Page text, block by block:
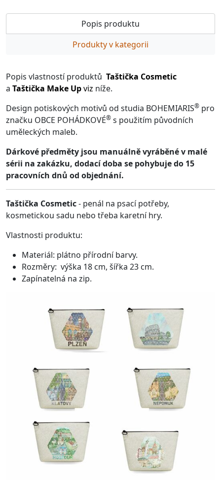
Popis produktu
Produkty v kategorii
Popis vlastností produktů Taštička Cosmetic
a Taštička Make Upviz níže.
Design potiskových motivů od studia BOHEMIARIS® pro
značku OBCE POHÁDKOVÉ® s použitím původních
uměleckých maleb.
Dárkové předměty jsou manuálně vyráběné v malé
sérii na zakázku, dodací doba se pohybuje do 15
pracovních dnů od objednání.
Taštička Cosmetic- penál na psací potřeby,
kosmetickou sadu nebo třeba karetní hry.
Vlastnosti produktu:
Materiál: plátno přírodní barvy.
Rozměry: výška 18 cm, šířka 23 cm.
Zapínatelná na zip.